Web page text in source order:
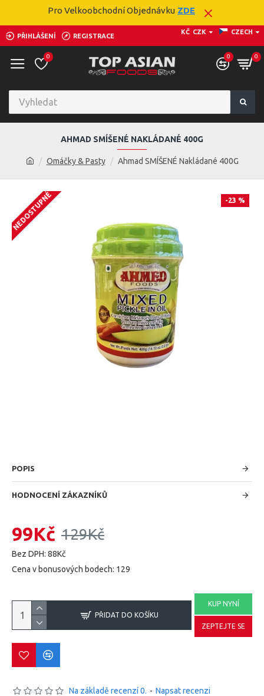
Pro Velkoobchodní Objednávku ZDE
PŘIHLÁŠENÍ REGISTRACE
KČ CZK CZECH
0 0 0
Omáčky & Pasty Ahmad SMÍŠENÉ Nakládané 400G
AHMAD SMÍŠENÉ NAKLÁDANÉ 400G
-23 %
NEDOSTUPNÉ
POPIS
HODNOCENÍ ZÁKAZNÍKŮ
Na základě recenzí 0. - Napsat recenzi
99Kč 129Kč
Bez DPH: 88Kč
Cena v bonusových bodech: 129
PŘIDAT DO KOŠÍKU
KUP NYNÍ
ZEPTEJTE SE